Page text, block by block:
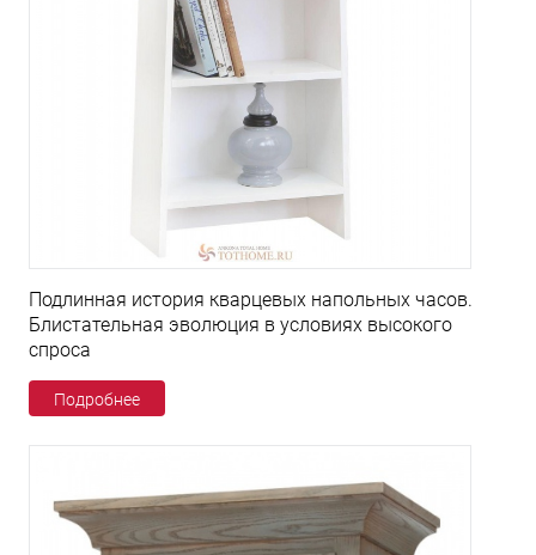
Подлинная история кварцевых напольных часов.
Блистательная эволюция в условиях высокого
спроса
Подробнее